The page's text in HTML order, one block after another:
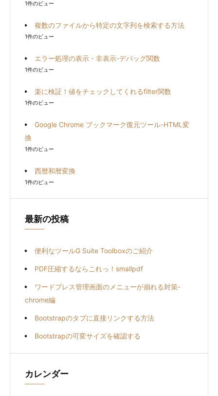
1件のビュー
複数のファイルから特定の文字列を検索する方法
1件のビュー
エラー処理の表示・非表示-デバッグ関数
1件のビュー
楽に検証！値をチェックしてくれるfilter関数
1件のビュー
Google Chrome ブックマーク復元ツール-HTML変
換
1件のビュー
西暦和暦変換
1件のビュー
最新の投稿
便利なツールG Suite Toolboxのご紹介
PDF圧縮するならこれっ！smallpdf
ワードプレス管理画面のメニューが崩れる対策-
chrome編
Bootstrapのタブに直接リンクする方法
Bootstrapの可変サイズを確認する
カレンダー